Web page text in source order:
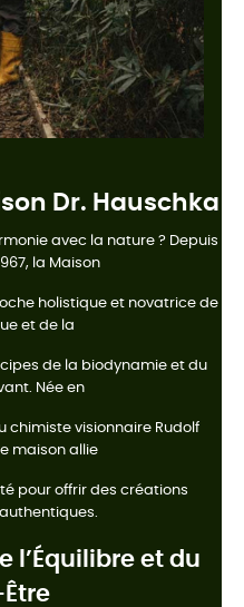
Dr. Hauschka
avec la nature ? Depuis
la Maison
holistique et novatrice de
et de la
de la biodynamie et du
Née en
chimiste visionnaire Rudolf
maison allie
pour offrir des créations
l’Équilibre et du